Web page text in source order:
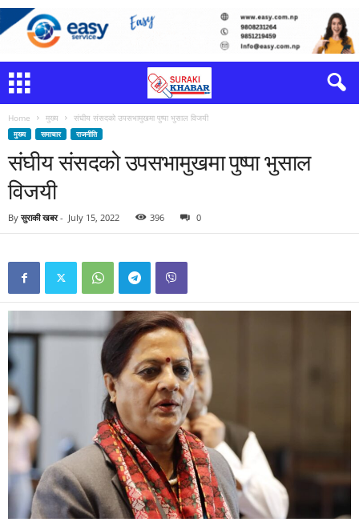
Home मुख्य संघीय संसदको उपसभामुखमा पुष्पा भुसाल विजयी
मुख्य समाचार राजनीति
संघीय संसदको उपसभामुखमा पुष्पा भुसाल
विजयी
By सुराकी खबर- July 15, 2022 396 0